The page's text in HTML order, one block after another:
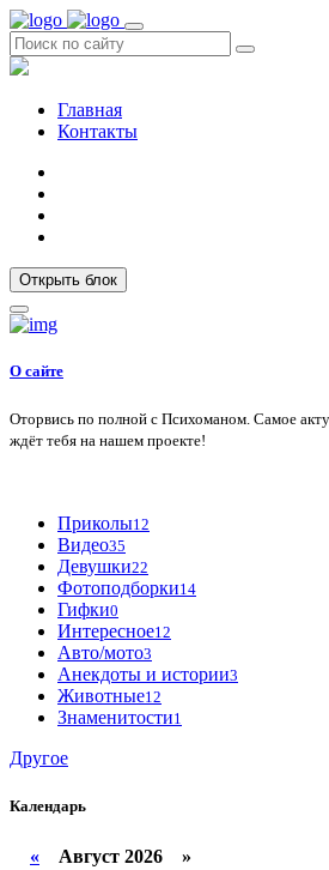
Главная
Контакты
Открыть блок
О сайте
Оторвись по полной с Психоманом. Самое
ждёт тебя на нашем проекте!
Приколы12
Видео35
Девушки22
Фотоподборки14
Гифки0
Интересное12
Авто/мото3
Анекдоты и истории3
Животные12
Знаменитости1
Другое
Календарь
« Август 2026 »